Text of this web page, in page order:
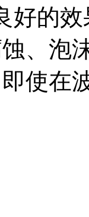
好的效
、泡
使在